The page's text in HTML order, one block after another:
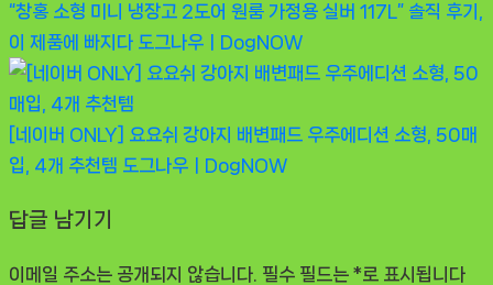
“창홍 소형 미니 냉장고 2도어 원룸 가정용 실버 117L” 솔직 후기,
이 제품에 빠지다 도그나우ㅣDogNOW
[네이버 ONLY] 요요쉬 강아지 배변패드 우주에디션 소형, 50매
입, 4개 추천템 도그나우ㅣDogNOW
답글 남기기
이메일 주소는 공개되지 않습니다. 필수 필드는 *로 표시됩니다